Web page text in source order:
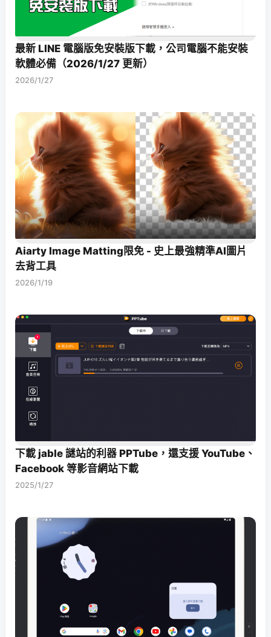
最新 LINE 電腦版免安裝版下載，公司電腦不能安裝
軟體必備（2026/1/27 更新）
2026/1/27
Aiarty Image Matting限免 - 史上最強精準AI圖片
去背工具
2026/1/19
下載 jable 謎站的利器 PPTube，還支援 YouTube、
Facebook 等影音網站下載
2025/1/27